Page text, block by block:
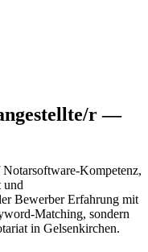
r—
Kompetenz,
und
Bewerber Erfahrung mit
Matching, sondern
in Gelsenkirchen.